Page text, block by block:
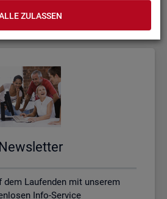
ZULASSEN
dem Laufenden mit unserem
Info-Service